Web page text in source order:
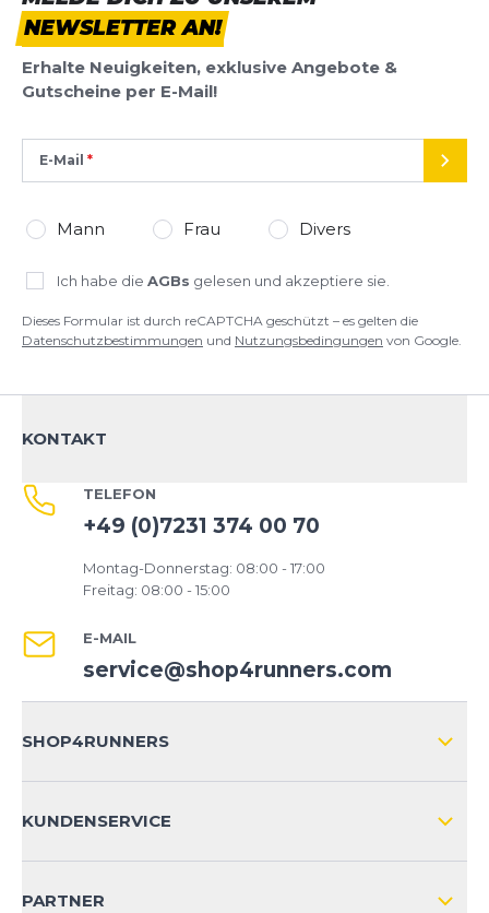
NEWSLETTER AN!
Erhalte Neuigkeiten, exklusive Angebote &
Gutscheine per E-Mail!
E-Mail
Mann Frau Divers
Ich habe die AGBs gelesen und akzeptiere sie.
Dieses Formular ist durch reCAPTCHA geschützt – es gelten die
Datenschutzbestimmungen und Nutzungsbedingungen von Google.
KONTAKT
TELEFON
+49 (0)7231 374 00 70
Montag-Donnerstag: 08:00 - 17:00
Freitag: 08:00 - 15:00
E-MAIL
service@shop4runners.com
SHOP4RUNNERS
KUNDENSERVICE
PARTNER